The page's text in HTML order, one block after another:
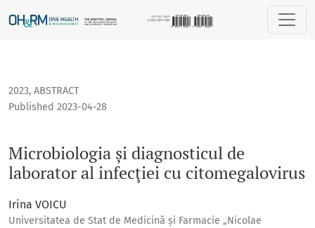
Microbiologia și diagnosticul de laborator al infecţiei cu
2023, ABSTRACT
Microbiologia și diagnosticul de
laborator al infecţiei cu citomegalovirus
Published 2023-04-28
Irina VOICU
Universitatea de Stat de Medicină și Farmacie „Nicolae